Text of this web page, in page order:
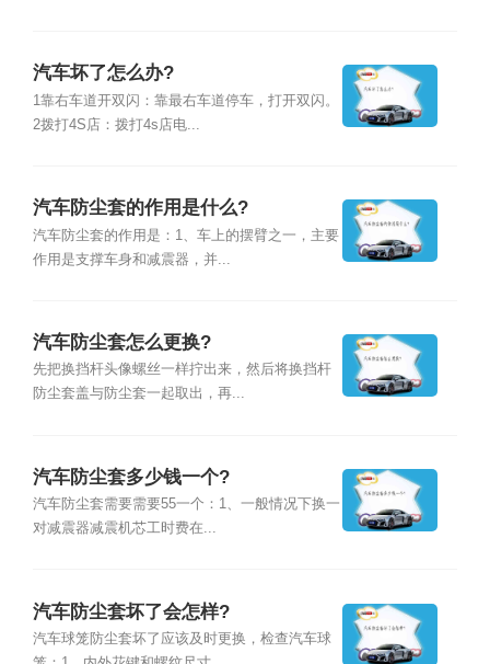
汽车坏了怎么办?
1靠右车道开双闪：靠最右车道停车，打开双闪。
2拨打4S店：拨打4s店电...
汽车防尘套的作用是什么?
汽车防尘套的作用是：1、车上的摆臂之一，主要
作用是支撑车身和减震器，并...
汽车防尘套怎么更换?
先把换挡杆头像螺丝一样拧出来，然后将换挡杆
防尘套盖与防尘套一起取出，再...
汽车防尘套多少钱一个?
汽车防尘套需要需要55一个：1、一般情况下换一
对减震器减震机芯工时费在...
汽车防尘套坏了会怎样?
汽车球笼防尘套坏了应该及时更换，检查汽车球